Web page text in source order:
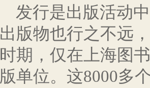
发行是出版活动
出版物也行之不远
时期，仅在上海图
版单位。这8000多